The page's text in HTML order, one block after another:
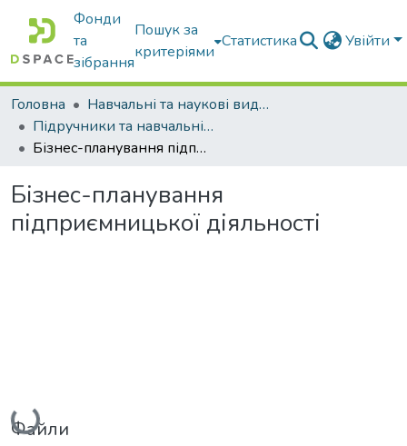
Фонди
та
зібрання
Пошук за
критеріями
Статистика Увійти
Головна
Навчальні та наукові видання
Підручники та навчальні посібники
Бізнес-планування підприємницької діяльності
Бізнес-планування
підприємницької діяльності
Вантажиться...
Файли